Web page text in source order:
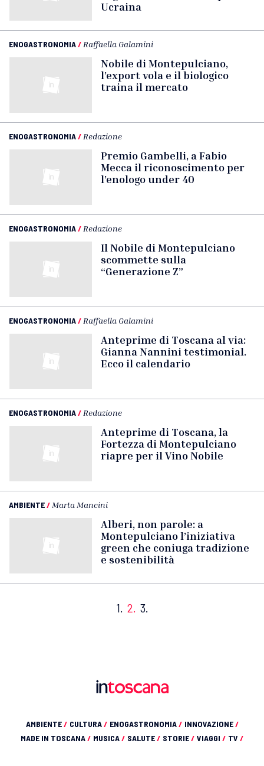
Ucraina
ENOGASTRONOMIA/ Raffaella Galamini
Nobile di Montepulciano,
l’export vola e il biologico
traina il mercato
ENOGASTRONOMIA/ Redazione
Premio Gambelli, a Fabio
Mecca il riconoscimento per
l’enologo under 40
ENOGASTRONOMIA/ Redazione
Il Nobile di Montepulciano
scommette sulla
“Generazione Z”
ENOGASTRONOMIA/ Raffaella Galamini
Anteprime di Toscana al via:
Gianna Nannini testimonial.
Ecco il calendario
ENOGASTRONOMIA/ Redazione
Anteprime di Toscana, la
Fortezza di Montepulciano
riapre per il Vino Nobile
AMBIENTE/ Marta Mancini
Alberi, non parole: a
Montepulciano l’iniziativa
green che coniuga tradizione
e sostenibilità
1. 2. 3.
AMBIENTE/ CULTURA/ ENOGASTRONOMIA/ INNOVAZIONE/
MADE IN TOSCANA/ MUSICA/ SALUTE/ STORIE/ VIAGGI / TV /